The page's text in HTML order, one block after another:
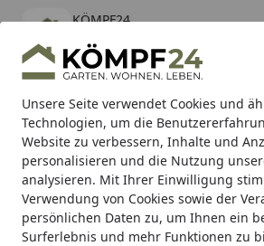
Unsere Seite verwendet Cookies und
Technologien, um die
Website zu verbessern, Inhalte und
personalisieren und die Nutzung
analysieren. Mit Ihrer Einwilligung
Verwendung von Cookies sowie der
persönlichen Daten zu, um Ihnen ein
Surferlebnis und mehr Funktionen zu
KÖMPF24
kostenlos - Im App Store
Alle Produkte
Mein Konto
Suchen
Karibu Pools inkl. gratis
Starterset (Gesamtwert